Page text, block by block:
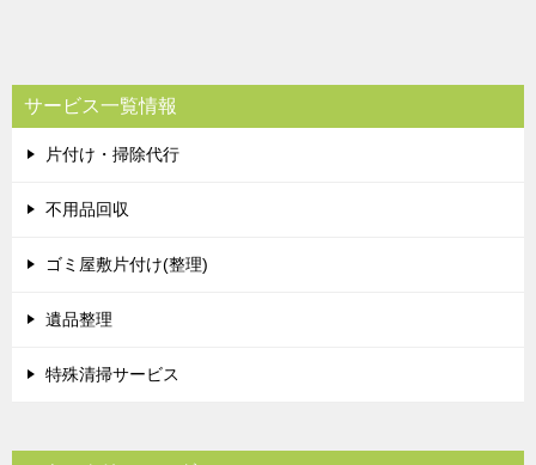
サービス一覧情報
片付け・掃除代行
不用品回収
ゴミ屋敷片付け(整理)
遺品整理
特殊清掃サービス